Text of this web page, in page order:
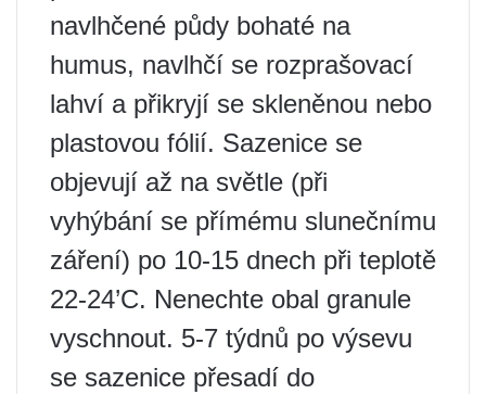
navlhčené půdy bohaté na
humus, navlhčí se rozprašovací
lahví a přikryjí se skleněnou nebo
plastovou fólií. Sazenice se
objevují až na světle (při
vyhýbání se přímému slunečnímu
záření) po 10-15 dnech při teplotě
22-24’C. Nenechte obal granule
vyschnout. 5-7 týdnů po výsevu
se sazenice přesadí do